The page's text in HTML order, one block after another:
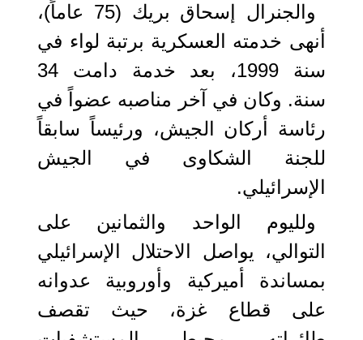
والجنرال إسحاق بريك (75 عاماً)،
أنهى خدمته العسكرية برتبة لواء في
سنة 1999، بعد خدمة دامت 34
سنة. وكان في آخر مناصبه عضواً في
رئاسة أركان الجيش، ورئيساً سابقاً
للجنة الشكاوى في الجيش
الإسرائيلي.
ولليوم الواحد والثمانين على
التوالي، يواصل الاحتلال الإسرائيلي
بمساندة أميركية وأوروبية عدوانه
على قطاع غزة، حيث تقصف